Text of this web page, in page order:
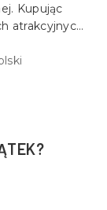
Kupując
atrakcyjnych